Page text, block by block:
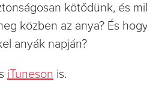
kötődünk, és
közben az anya? És
anyák napján?
iTuneson is.